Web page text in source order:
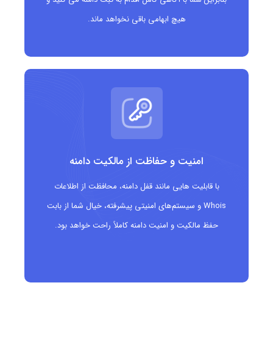
هیچ ابهامی باقی نخواهد ماند.
امنیت و حفاظت از مالکیت دامنه
با قابلیت هایی مانند قفل دامنه، محافظت از اطلاعات
Whois و سیستم‌های امنیتی پیشرفته، خیال شما از بابت
حفظ مالکیت و امنیت دامنه کاملاً راحت خواهد بود.